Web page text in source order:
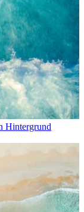
Hintergrund